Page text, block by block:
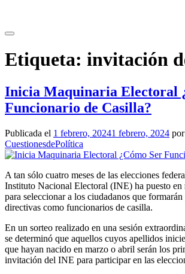
contenido
Etiqueta: invitación
Inicia Maquinaria Electoral
Funcionario de Casilla?
Publicada el 1 febrero, 20241 febrero, 2024 por
CuestionesdePolítica
A tan sólo cuatro meses de las elecciones
Instituto Nacional Electoral (INE) ha puesto en
para seleccionar a los ciudadanos que formarán
directivas como funcionarios de casilla.
En un sorteo realizado en una sesión
se determinó que aquellos cuyos apellidos
que hayan nacido en marzo o abril serán los
invitación del INE para participar en las